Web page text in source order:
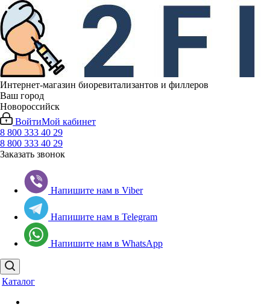
Интернет-магазин биоревитализантов и филлеров
Ваш город
Новороссийск
ВойтиМой кабинет
8 800 333 40 29
8 800 333 40 29
Заказать звонок
Напишите нам в Viber
Напишите нам в Telegram
Напишите нам в WhatsApp
Каталог